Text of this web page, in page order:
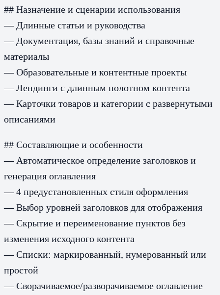
## Назначение и сценарии использования
— Длинные статьи и руководства
— Документация, базы знаний и справочные
материалы
— Образовательные и контентные проекты
— Лендинги с длинным полотном контента
— Карточки товаров и категории с развернутыми
описаниями
## Составляющие и особенности
— Автоматическое определение заголовков и
генерация оглавления
— 4 предустановленных стиля оформления
— Выбор уровней заголовков для отображения
— Скрытие и переименование пунктов без
изменения исходного контента
— Списки: маркированный, нумерованный или
простой
— Сворачиваемое/разворачиваемое оглавление